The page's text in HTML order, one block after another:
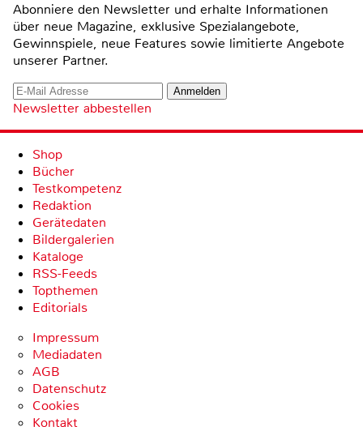
Abonniere den Newsletter und erhalte Informationen
über neue Magazine, exklusive Spezialangebote,
Gewinnspiele, neue Features sowie limitierte Angebote
unserer Partner.
Newsletter abbestellen
Shop
Bücher
Testkompetenz
Redaktion
Gerätedaten
Bildergalerien
Kataloge
RSS-Feeds
Topthemen
Editorials
Impressum
Mediadaten
AGB
Datenschutz
Cookies
Kontakt